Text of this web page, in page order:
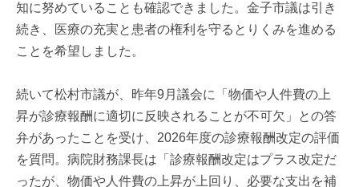
知に努めていることも確認できました。金子市議は引き
続き、医療の充実と患者の権利を守るとりくみを進める
ことを希望しました。
続いて松村市議が、昨年9月議会に「物価や人件費の上
昇が診療報酬に適切に反映されることが不可欠」との答
弁があったことを受け、2026年度の診療報酬改定の評価
を質問。病院財務課長は「診療報酬改定はプラス改定だ
ったが、物価や人件費の上昇が上回り、必要な支出を補